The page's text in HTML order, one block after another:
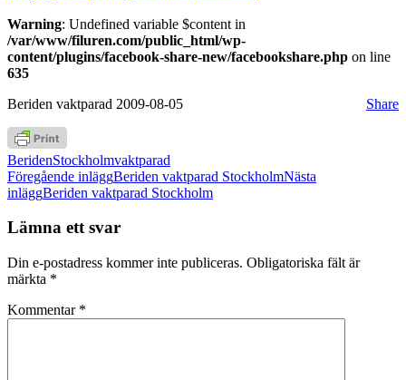
Warning: Undefined variable $content in
/var/www/filuren.com/public_html/wp-
content/plugins/facebook-share-new/facebookshare.php on line
635
Share
Beriden vaktparad 2009-08-05
BeridenStockholmvaktparad
Inläggsnavigering
Föregående inläggBeriden vaktparad StockholmNästa
inläggBeriden vaktparad Stockholm
Lämna ett svar
Din e-postadress kommer inte publiceras. Obligatoriska fält är
märkta *
Kommentar *